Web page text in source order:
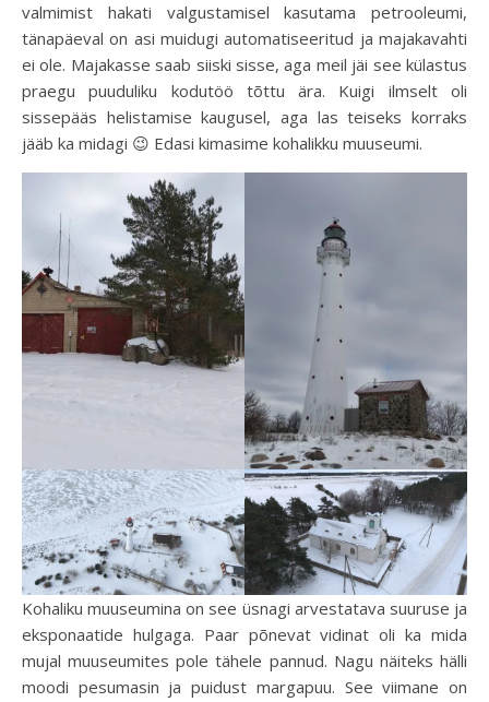
valmimist hakati valgustamisel kasutama petrooleumi,
tänapäeval on asi muidugi automatiseeritud ja majakavahti
ei ole. Majakasse saab siiski sisse, aga meil jäi see külastus
praegu puuduliku kodutöö tõttu ära. Kuigi ilmselt oli
sissepääs helistamise kaugusel, aga las teiseks korraks
jääb ka midagi 😉 Edasi kimasime kohalikku muuseumi.
Kohaliku muuseumina on see üsnagi arvestatava suuruse ja
eksponaatide hulgaga. Paar põnevat vidinat oli ka mida
mujal muuseumites pole tähele pannud. Nagu näiteks hälli
moodi pesumasin ja puidust margapuu. See viimane on